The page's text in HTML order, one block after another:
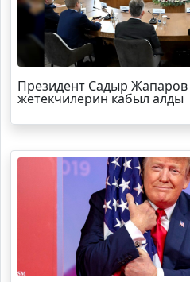
Президент Садыр
жетекчилерин кабыл алды